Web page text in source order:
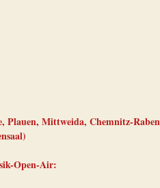
Plauen, Mittweida, Chemnitz-
Open-Air: